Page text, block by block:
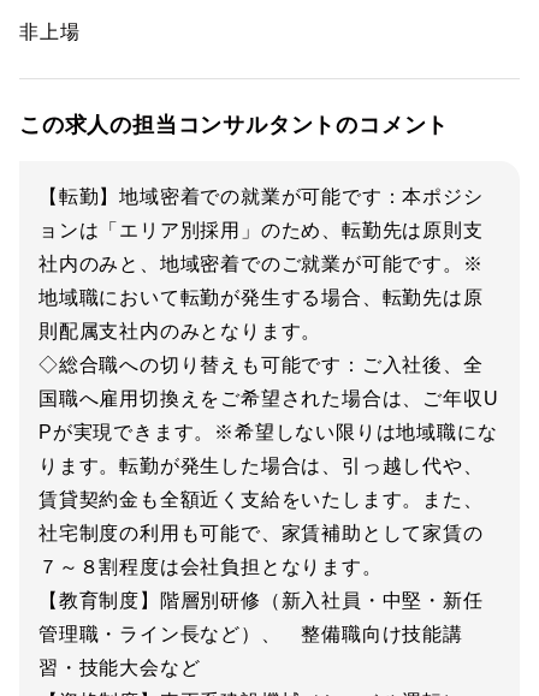
非上場
この求人の担当コンサルタントのコメント
【転勤】地域密着での就業が可能です：本ポジシ
ョンは「エリア別採用」のため、転勤先は原則支
社内のみと、地域密着でのご就業が可能です。※
地域職において転勤が発生する場合、転勤先は原
則配属支社内のみとなります。
◇総合職への切り替えも可能です：ご入社後、全
国職へ雇用切換えをご希望された場合は、ご年収U
Pが実現できます。※希望しない限りは地域職にな
ります。転勤が発生した場合は、引っ越し代や、
賃貸契約金も全額近く支給をいたします。また、
社宅制度の利用も可能で、家賃補助として家賃の
７～８割程度は会社負担となります。
【教育制度】階層別研修（新入社員・中堅・新任
管理職・ライン長など）、 整備職向け技能講
習・技能大会など